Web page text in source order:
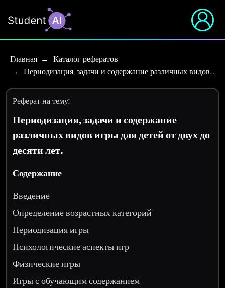
Главная
Каталог рефератов
Периодизация, задачи и содержание различных видов…
Реферат на тему:
Периодизация, задачи и содержание
различных видов игры для детей от двух до
десяти лет.
Содержание
Введение
Определение возрастных категорий
Периодизация игры
Психологические аспекты игр
Физические игры
Игры с обучающим содержанием